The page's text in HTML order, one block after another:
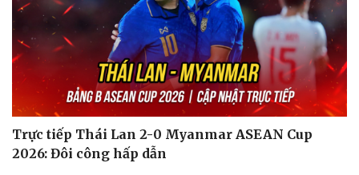
Trực tiếp Thái Lan 2-0 Myanmar ASEAN Cup
2026: Đôi công hấp dẫn